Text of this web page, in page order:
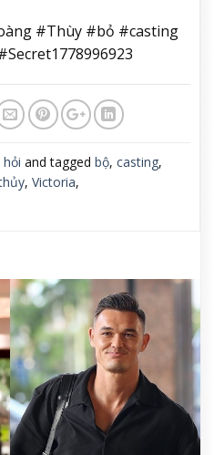
#Thùy #bỏ #casting
hỏi and tagged bộ, casting,
, Victoria,